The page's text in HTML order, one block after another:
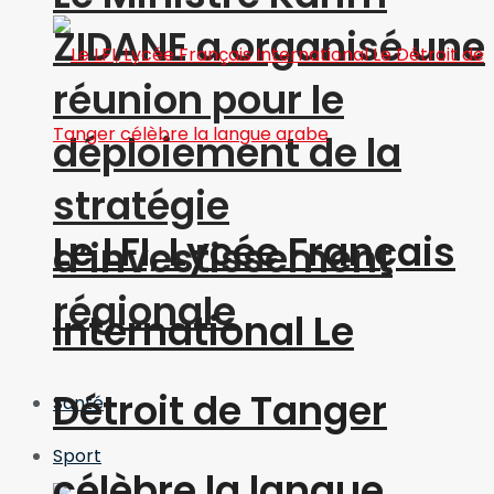
ZIDANE a organisé une
réunion pour le
déploiement de la
stratégie
d’investissement
régionale
Santé
Sport
Le LFI, Lycée Français
International Le
Détroit de Tanger